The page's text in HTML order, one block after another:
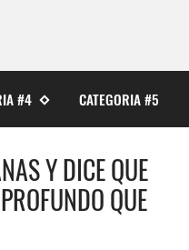
#4 CATEGORIA #5
Y DICE QUE
QUE